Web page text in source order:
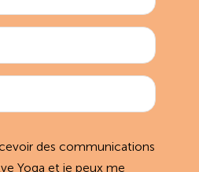
des communications
Yoga et je peux me